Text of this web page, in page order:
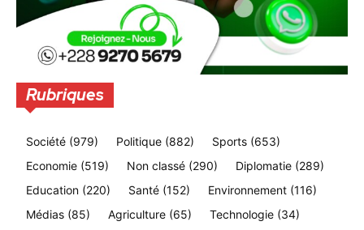
Rubriques
Société (979) Politique (882) Sports (653)
Economie (519) Non classé (290) Diplomatie (289)
Education (220) Santé (152) Environnement (116)
Médias (85) Agriculture (65) Technologie (34)